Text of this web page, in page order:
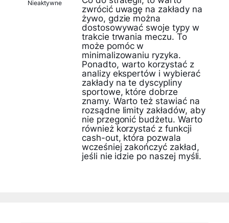
Nieaktywne
zwrócić uwagę na zakłady na
żywo, gdzie można
dostosowywać swoje typy w
trakcie trwania meczu. To
może pomóc w
minimalizowaniu ryzyka.
Ponadto, warto korzystać z
analizy ekspertów i wybierać
zakłady na te dyscypliny
sportowe, które dobrze
znamy. Warto też stawiać na
rozsądne limity zakładów, aby
nie przegonić budżetu. Warto
również korzystać z funkcji
cash-out, która pozwala
wcześniej zakończyć zakład,
jeśli nie idzie po naszej myśli.